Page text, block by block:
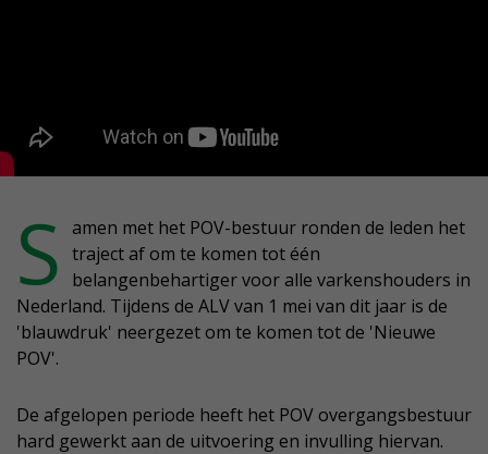
S amen met het POV-bestuur ronden de leden het
traject af om te komen tot één
belangenbehartiger voor alle varkenshouders in
Nederland. Tijdens de ALV van 1 mei van dit jaar is de
'blauwdruk' neergezet om te komen tot de 'Nieuwe
POV'.
De afgelopen periode heeft het POV overgangsbestuur
hard gewerkt aan de uitvoering en invulling hiervan.